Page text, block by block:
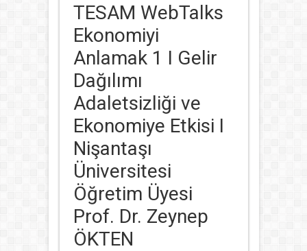
TESAM WebTalks
Ekonomiyi
Anlamak 1 I Gelir
Dağılımı
Adaletsizliği ve
Ekonomiye Etkisi I
Nişantaşı
Üniversitesi
Öğretim Üyesi
Prof. Dr. Zeynep
ÖKTEN